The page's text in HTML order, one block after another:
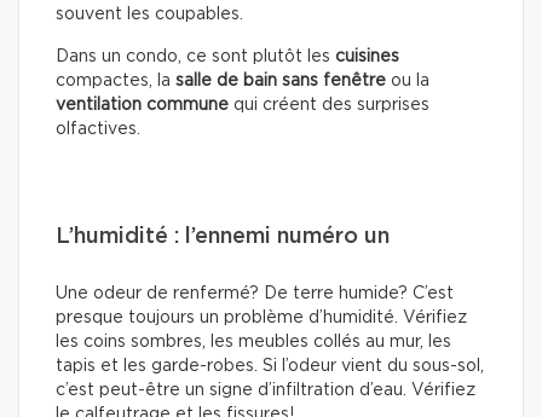
souvent les coupables.
Dans un condo, ce sont plutôt les cuisines
compactes, la salle de bain sans fenêtre ou la
ventilation commune qui créent des surprises
olfactives.
L’humidité : l’ennemi numéro un
Une odeur de renfermé? De terre humide? C’est
presque toujours un problème d’humidité. Vérifiez
les coins sombres, les meubles collés au mur, les
tapis et les garde-robes. Si l’odeur vient du sous-sol,
c’est peut-être un signe d’infiltration d’eau. Vérifiez